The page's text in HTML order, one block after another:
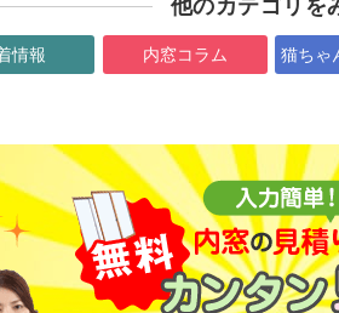
他のカテゴリを
情報 内窓コラム 猫ちゃ